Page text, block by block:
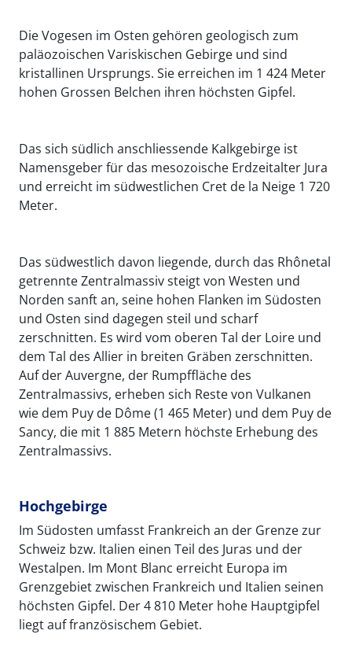
Die Vogesen im Osten gehören geologisch zum
paläozoischen Variskischen Gebirge und sind
kristallinen Ursprungs. Sie erreichen im 1 424 Meter
hohen Grossen Belchen ihren höchsten Gipfel.
Das sich südlich anschliessende Kalkgebirge ist
Namensgeber für das mesozoische Erdzeitalter Jura
und erreicht im südwestlichen Cret de la Neige 1 720
Meter.
Das südwestlich davon liegende, durch das Rhônetal
getrennte Zentralmassiv steigt von Westen und
Norden sanft an, seine hohen Flanken im Südosten
und Osten sind dagegen steil und scharf
zerschnitten. Es wird vom oberen Tal der Loire und
dem Tal des Allier in breiten Gräben zerschnitten.
Auf der Auvergne, der Rumpffläche des
Zentralmassivs, erheben sich Reste von Vulkanen
wie dem Puy de Dôme (1 465 Meter) und dem Puy de
Sancy, die mit 1 885 Metern höchste Erhebung des
Zentralmassivs.
Hochgebirge
Im Südosten umfasst Frankreich an der Grenze zur
Schweiz bzw. Italien einen Teil des Juras und der
Westalpen. Im Mont Blanc erreicht Europa im
Grenzgebiet zwischen Frankreich und Italien seinen
höchsten Gipfel. Der 4 810 Meter hohe Hauptgipfel
liegt auf französischem Gebiet.